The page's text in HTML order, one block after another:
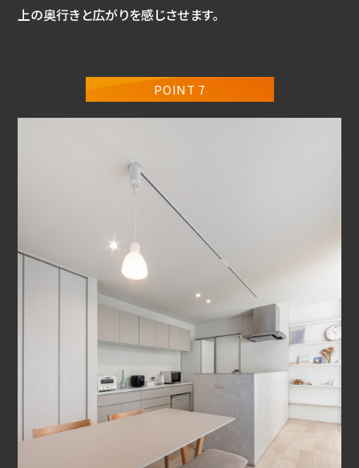
上の奥行きと広がりを感じさせます。
POINT 7